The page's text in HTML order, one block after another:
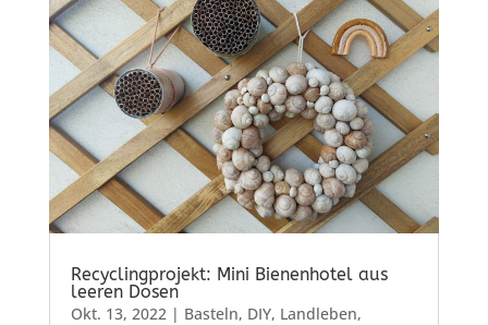
Recyclingprojekt: Mini Bienenhotel aus
leeren Dosen
Okt. 13, 2022 | Basteln, DIY, Landleben,